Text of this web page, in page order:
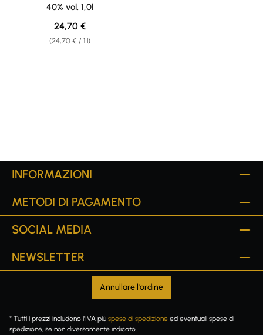
40% vol. 1,0l
(24,70 € / 1 l)
Regular price:
24,70 €
INFORMAZIONI
METODI DI PAGAMENTO
SOCIAL MEDIA
NEWSLETTER
Annullare l'ordine
* Tutti i prezzi includono l'IVA più spese di spedizione ed eventuali spese di
spedizione, se non diversamente indicato.